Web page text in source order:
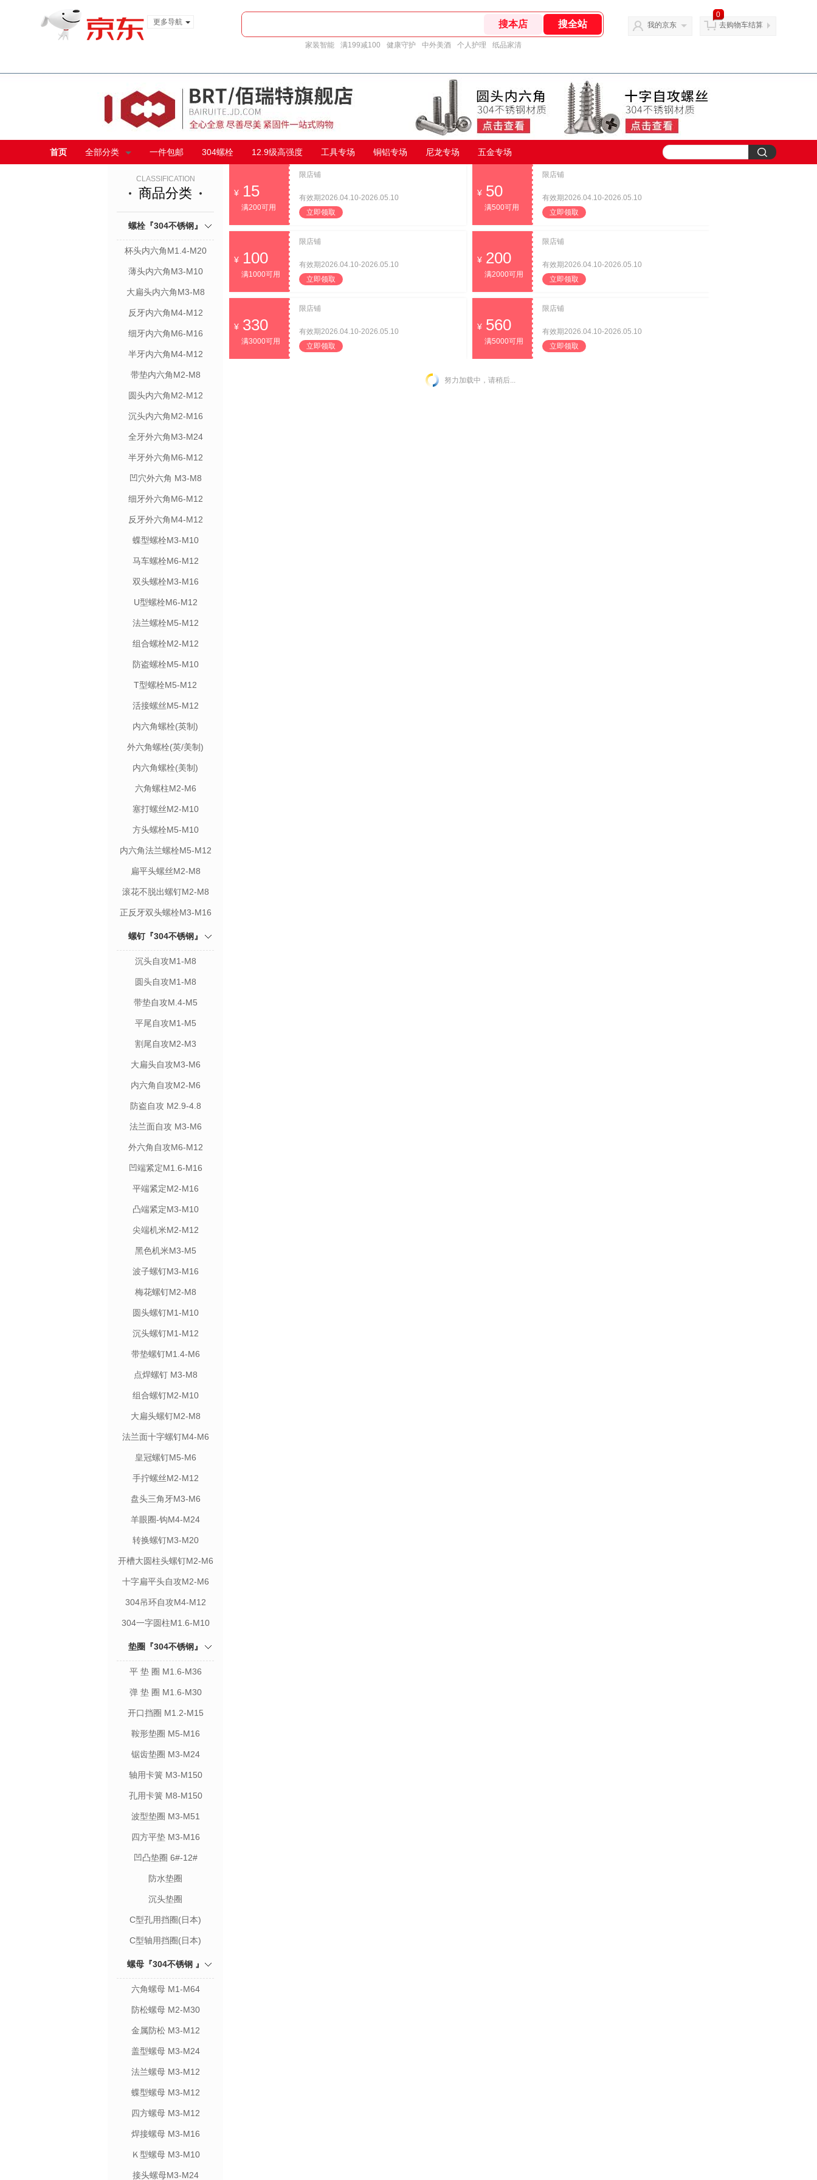
更多导航
家装智能 满199减100 健康守护 中外美酒 个人护理 纸品家清
我的京东
0
去购物车结算
首页 全部分类 一件包邮 304螺栓 12.9级高强度 工具专场 铜铝专场 尼龙专场 五金专场
CLASSIFICATION
商品分类
螺栓『304不锈钢』
杯头内六角M1.4-M20
薄头内六角M3-M10
大扁头内六角M3-M8
反牙内六角M4-M12
细牙内六角M6-M16
半牙内六角M4-M12
带垫内六角M2-M8
圆头内六角M2-M12
沉头内六角M2-M16
全牙外六角M3-M24
半牙外六角M6-M12
凹穴外六角 M3-M8
细牙外六角M6-M12
反牙外六角M4-M12
蝶型螺栓M3-M10
马车螺栓M6-M12
双头螺栓M3-M16
U型螺栓M6-M12
法兰螺栓M5-M12
组合螺栓M2-M12
防盗螺栓M5-M10
T型螺栓M5-M12
活接螺丝M5-M12
内六角螺栓(英制)
外六角螺栓(英/美制)
内六角螺栓(美制)
六角螺柱M2-M6
塞打螺丝M2-M10
方头螺栓M5-M10
内六角法兰螺栓M5-M12
扁平头螺丝M2-M8
滚花不脱出螺钉M2-M8
正反牙双头螺栓M3-M16
螺钉『304不锈钢』
沉头自攻M1-M8
圆头自攻M1-M8
带垫自攻M.4-M5
平尾自攻M1-M5
割尾自攻M2-M3
大扁头自攻M3-M6
内六角自攻M2-M6
防盗自攻 M2.9-4.8
法兰面自攻 M3-M6
外六角自攻M6-M12
凹端紧定M1.6-M16
平端紧定M2-M16
凸端紧定M3-M10
尖端机米M2-M12
黑色机米M3-M5
波子螺钉M3-M16
梅花螺钉M2-M8
圆头螺钉M1-M10
沉头螺钉M1-M12
带垫螺钉M1.4-M6
点焊螺钉 M3-M8
组合螺钉M2-M10
大扁头螺钉M2-M8
法兰面十字螺钉M4-M6
皇冠螺钉M5-M6
手拧螺丝M2-M12
盘头三角牙M3-M6
羊眼圈-钩M4-M24
转换螺钉M3-M20
开槽大圆柱头螺钉M2-M6
十字扁平头自攻M2-M6
304吊环自攻M4-M12
304一字圆柱M1.6-M10
垫圈『304不锈钢』
平 垫 圈 M1.6-M36
弹 垫 圈 M1.6-M30
开口挡圈 M1.2-M15
鞍形垫圈 M5-M16
锯齿垫圈 M3-M24
轴用卡簧 M3-M150
孔用卡簧 M8-M150
波型垫圈 M3-M51
四方平垫 M3-M16
凹凸垫圈 6#-12#
防水垫圈
沉头垫圈
C型孔用挡圈(日本)
C型轴用挡圈(日本)
螺母『304不锈钢 』
六角螺母 M1-M64
防松螺母 M2-M30
金属防松 M3-M12
盖型螺母 M3-M24
法兰螺母 M3-M12
蝶型螺母 M3-M12
四方螺母 M3-M12
焊接螺母 M3-M16
Ｋ型螺母 M3-M10
接头螺母M3-M24
15
满200可用
限店铺
有效期2026.04.10-2026.05.10
立即领取
50
满500可用
限店铺
有效期2026.04.10-2026.05.10
立即领取
100
满1000可用
限店铺
有效期2026.04.10-2026.05.10
立即领取
200
满2000可用
限店铺
有效期2026.04.10-2026.05.10
立即领取
330
满3000可用
限店铺
有效期2026.04.10-2026.05.10
立即领取
560
满5000可用
限店铺
有效期2026.04.10-2026.05.10
立即领取
努力加载中，请稍后...